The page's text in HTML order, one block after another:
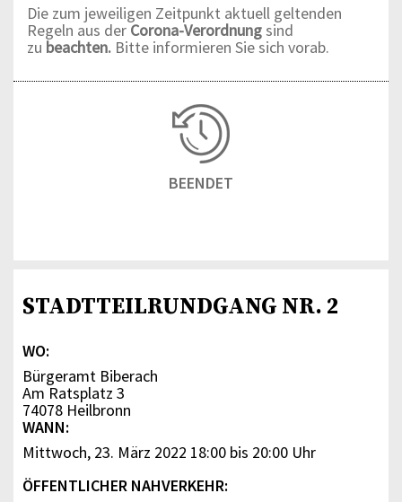
Die zum jeweiligen Zeitpunkt aktuell geltenden
Regeln aus der Corona-Verordnungsind
zu beachten. Bitte informieren Sie sich vorab.
BEENDET
STADTTEILRUNDGANG NR. 2
WO:
Bürgeramt Biberach
Am Ratsplatz 3
74078 Heilbronn
WANN:
Mittwoch, 23. März 2022 18:00 bis 20:00 Uhr
ÖFFENTLICHER NAHVERKEHR: